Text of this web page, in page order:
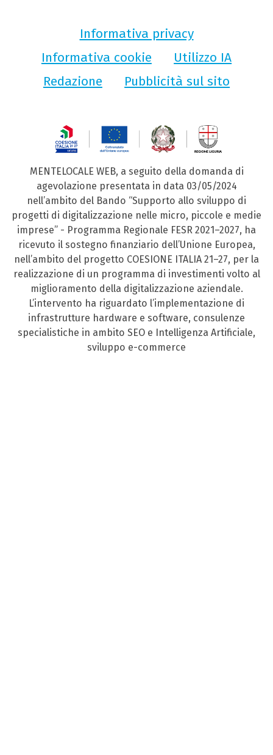
Informativa privacy
Informativa cookie
Utilizzo IA
Redazione
Pubblicità sul sito
MENTELOCALE WEB, a seguito della domanda di
agevolazione presentata in data 03/05/2024
nell’ambito del Bando “Supporto allo sviluppo di
progetti di digitalizzazione nelle micro, piccole e medie
imprese” - Programma Regionale FESR 2021–2027, ha
ricevuto il sostegno finanziario dell’Unione Europea,
nell’ambito del progetto COESIONE ITALIA 21–27, per la
realizzazione di un programma di investimenti volto al
miglioramento della digitalizzazione aziendale.
L’intervento ha riguardato l’implementazione di
infrastrutture hardware e software, consulenze
specialistiche in ambito SEO e Intelligenza Artificiale,
sviluppo e-commerce